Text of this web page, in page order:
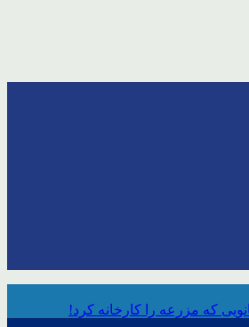
که مزرعه را کارخانه کرد!